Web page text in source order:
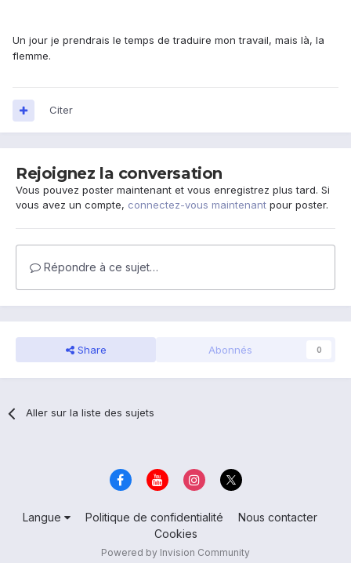
Un jour je prendrais le temps de traduire mon travail, mais là, la
flemme.
Citer
Rejoignez la conversation
Vous pouvez poster maintenant et vous enregistrez plus tard. Si
vous avez un compte, connectez-vous maintenant pour poster.
Répondre à ce sujet…
Share Abonnés 0
Aller sur la liste des sujets
Langue Politique de confidentialité
Nous contacter
Cookies
Powered by Invision Community